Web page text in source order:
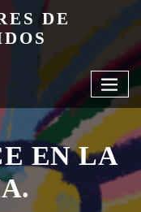
DE
EN LA